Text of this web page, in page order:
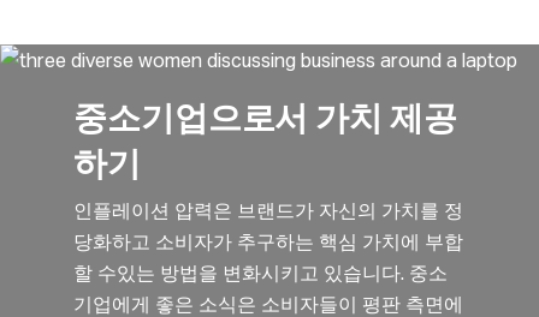
중소기업으로서 가치 제공
하기
인플레이션 압력은 브랜드가 자신의 가치를 정
당화하고 소비자가 추구하는 핵심 가치에 부합
할 수있는 방법을 변화시키고 있습니다. 중소
기업에게 좋은 소식은 소비자들이 평판 측면에